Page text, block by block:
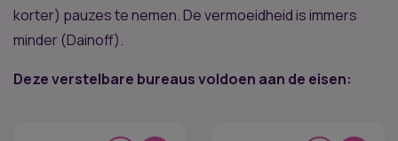
korter) pauzes te nemen. De vermoeidheid is immers
minder (Dainoff).
Deze verstelbare bureaus voldoen aan de eisen: